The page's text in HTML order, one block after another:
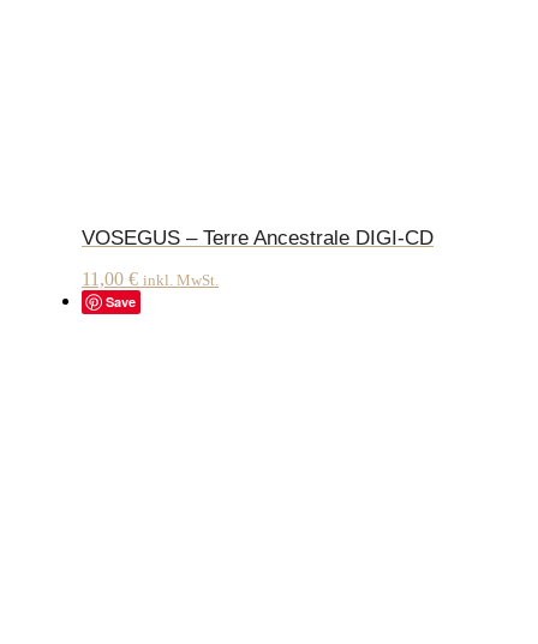
VOSEGUS – Terre Ancestrale DIGI-CD
11,00 € inkl. MwSt.
Save